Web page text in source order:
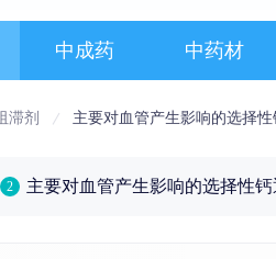
中成药 中药材
滞剂 主要对血管产生影响的选择
2 主要对血管产生影响的选择性